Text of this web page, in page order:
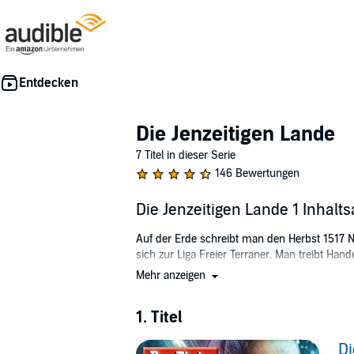
Die Jenzeitigen Lande
7 Titel in dieser Serie
146 Bewertungen
Die Jenzeitigen Lande 1
Auf der Erde schreibt man den Herbst 1517
sich zur Liga Freier Terraner. Man treibt
Doch wirklich frei sind die Menschen nicht.
Wollen Perry Rhodan und seine Gefährten
Jenzeitigen Landen, in einer Region des
Mehr anzeigen
1. Titel